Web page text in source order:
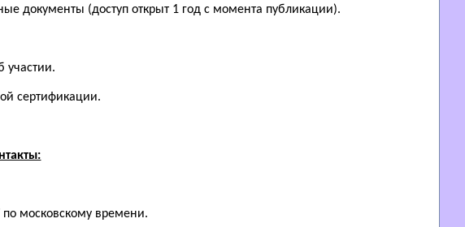
документы (доступ открыт 1 год с момента публикации).
участии.
сертификации.
московскому времени.